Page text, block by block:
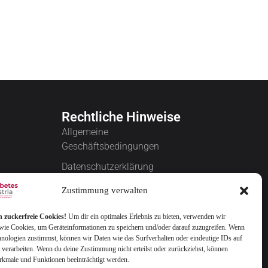
Zustimmung verwalten
zuckerfreie Cookies! Um dir ein optimales Erlebnis zu bieten, verwenden wir
Cookies, um Geräteinformationen zu speichern und/oder darauf zuzugreifen. Wenn
zustimmst, können wir Daten wie das Surfverhalten oder eindeutige IDs auf
verarbeiten. Wenn du deine Zustimmung nicht erteilst oder zurückziehst, können
und Funktionen beeinträchtigt werden.
Rechtliche Hinweise
Allgemeine
Geschäftsbedingungen
Datenschutzerklärung
Cookies
Widerrufsbelehrung
Newsletter verwalten